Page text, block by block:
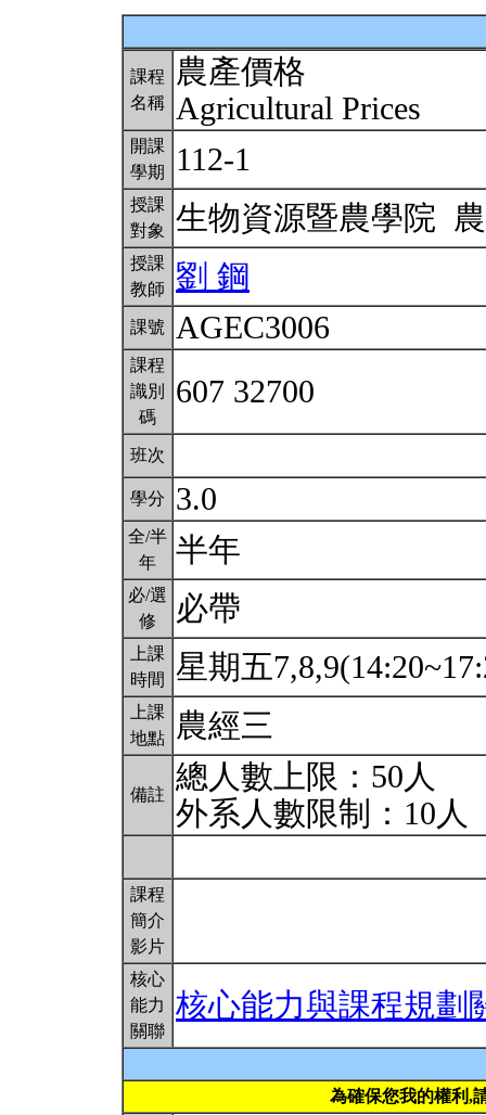
課程
名稱
農產價格
Agricultural Prices
開課
學期
112-1
授課
對象
生物資源暨農學院
授課
教師
劉 鋼
課號 AGEC3006
課程
識別
碼
607 32700
班次
學分 3.0
全/半
年
半年
必/選
修
必帶
上課
時間
星期五
上課
地點
農經三
備註
總人數上限：50人
外系人數限制：10人
課程
簡介
影片
核心
能力
關聯
核心能力與課程規劃
為確保您我的權利,